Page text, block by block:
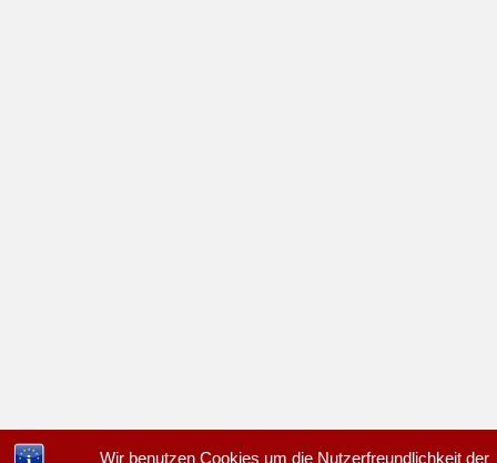
Wir benutzen Cookies um die Nutzerfreundlichkeit der